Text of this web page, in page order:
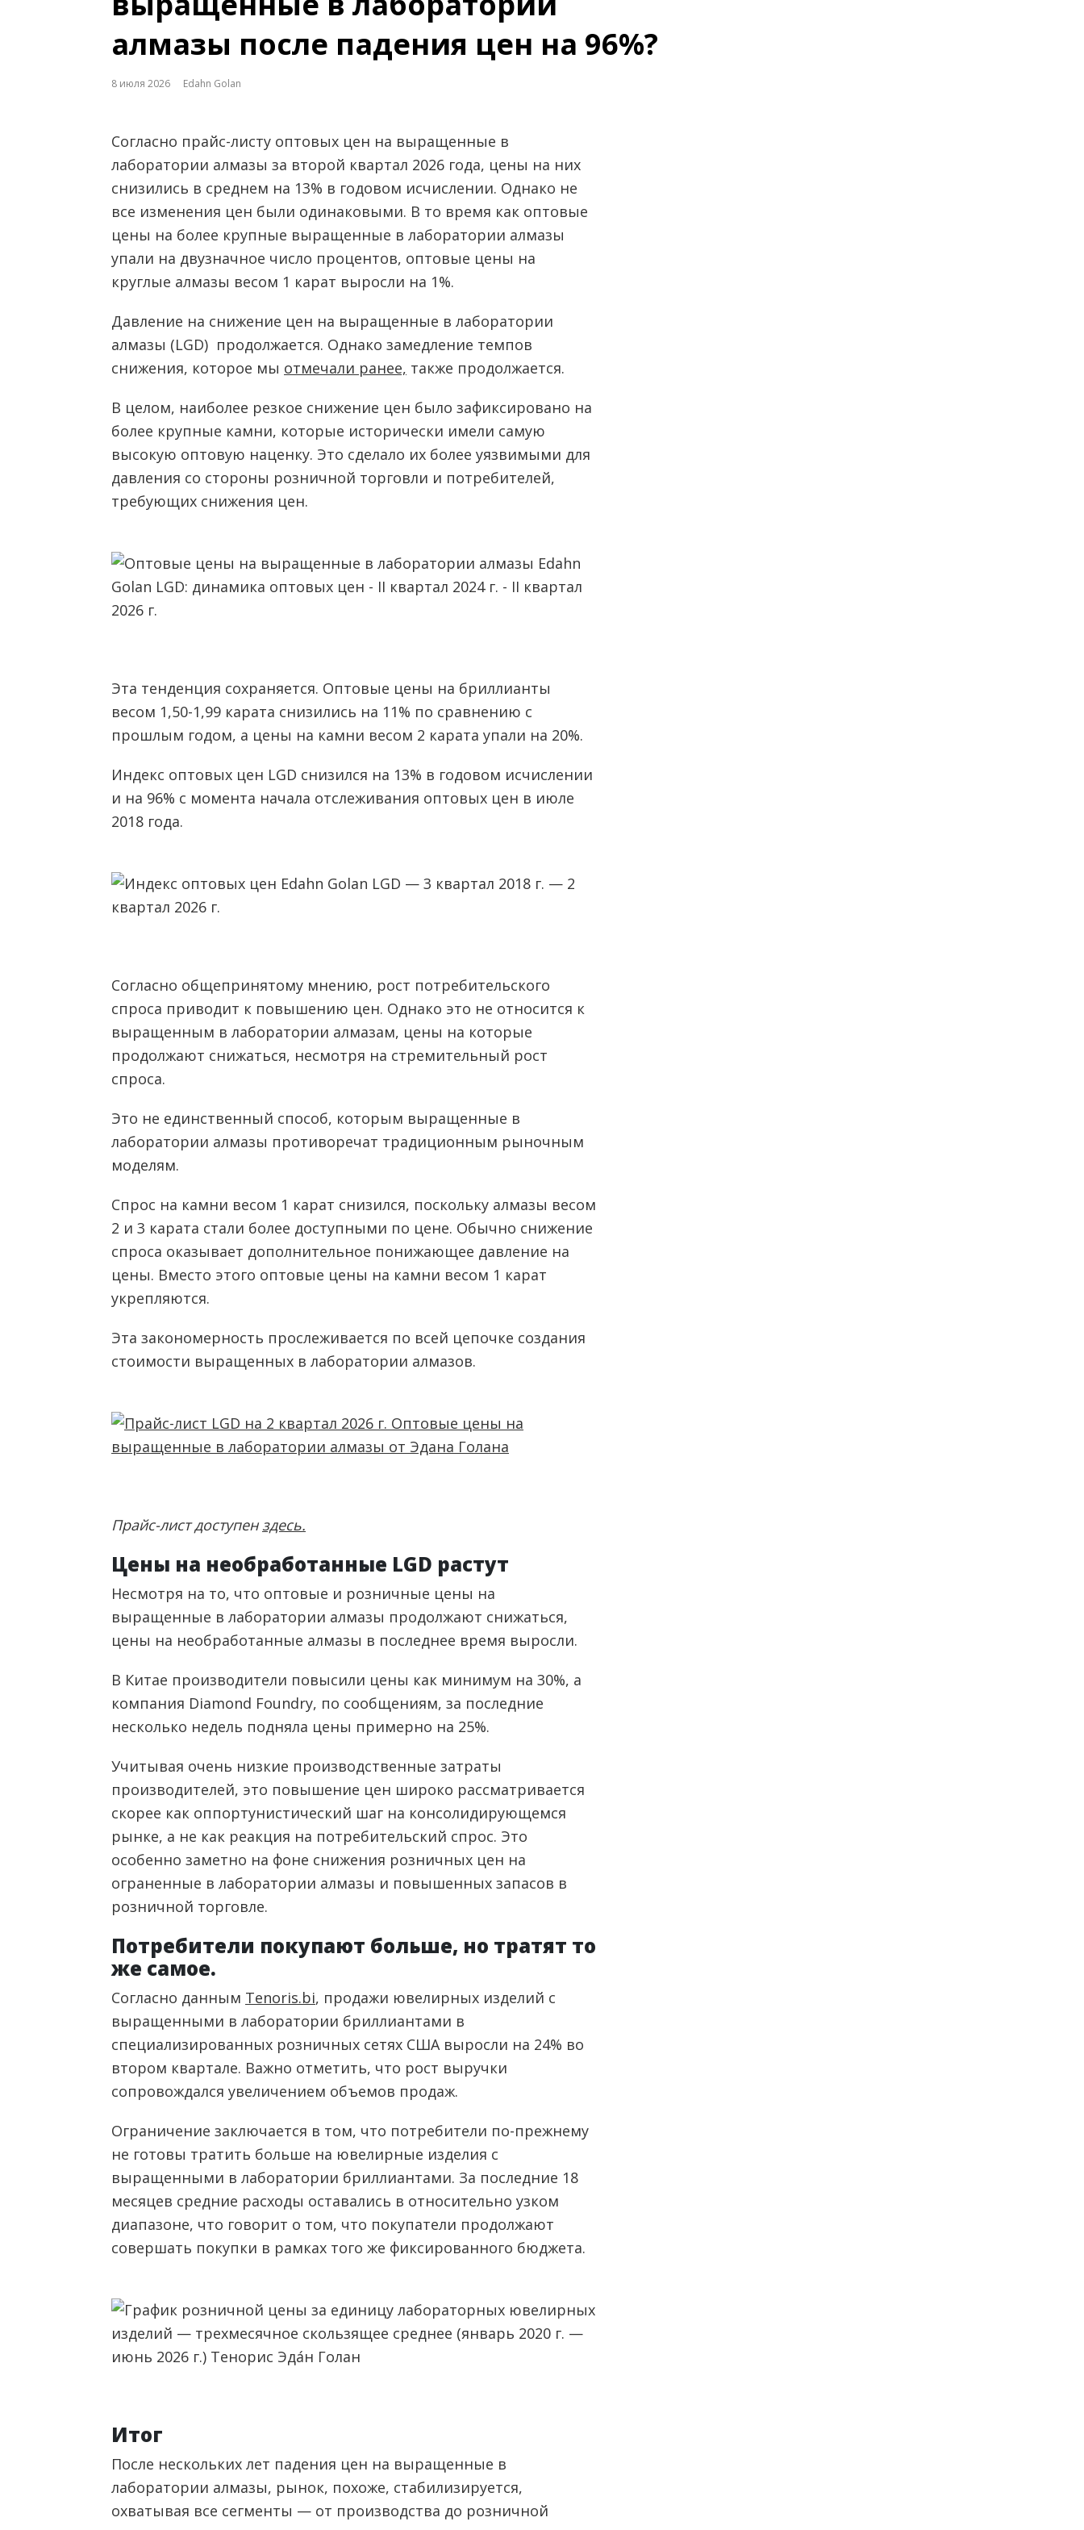
алмазы после падения цен на 96%?
8 июля 2026 Edahn Golan
Согласно прайс-листу оптовых цен на выращенные в
лаборатории алмазы за второй квартал 2026 года, цены на них
снизились в среднем на 13% в годовом исчислении. Однако не
все изменения цен были одинаковыми. В то время как оптовые
цены на более крупные выращенные в лаборатории алмазы
упали на двузначное число процентов, оптовые цены на
круглые алмазы весом 1 карат выросли на 1%.
Давление на снижение цен на выращенные в лаборатории
алмазы (LGD) продолжается. Однако замедление темпов
снижения, которое мы отмечали ранее, также продолжается.
В целом, наиболее резкое снижение цен было зафиксировано на
более крупные камни, которые исторически имели самую
высокую оптовую наценку. Это сделало их более уязвимыми для
давления со стороны розничной торговли и потребителей,
требующих снижения цен.
Эта тенденция сохраняется. Оптовые цены на бриллианты
весом 1,50-1,99 карата снизились на 11% по сравнению с
прошлым годом, а цены на камни весом 2 карата упали на 20%.
Индекс оптовых цен LGD снизился на 13% в годовом исчислении
и на 96% с момента начала отслеживания оптовых цен в июле
2018 года.
Согласно общепринятому мнению, рост потребительского
спроса приводит к повышению цен. Однако это не относится к
выращенным в лаборатории алмазам, цены на которые
продолжают снижаться, несмотря на стремительный рост
спроса.
Это не единственный способ, которым выращенные в
лаборатории алмазы противоречат традиционным рыночным
моделям.
Спрос на камни весом 1 карат снизился, поскольку алмазы весом
2 и 3 карата стали более доступными по цене. Обычно снижение
спроса оказывает дополнительное понижающее давление на
цены. Вместо этого оптовые цены на камни весом 1 карат
укрепляются.
Эта закономерность прослеживается по всей цепочке создания
стоимости выращенных в лаборатории алмазов.
Прайс-лист доступенздесь.
Цены на необработанные LGD растут
Несмотря на то, что оптовые и розничные цены на
выращенные в лаборатории алмазы продолжают снижаться,
цены на необработанные алмазы в последнее время выросли.
В Китае производители повысили цены как минимум на 30%, а
компания Diamond Foundry, по сообщениям, за последние
несколько недель подняла цены примерно на 25%.
Учитывая очень низкие производственные затраты
производителей, это повышение цен широко рассматривается
скорее как оппортунистический шаг на консолидирующемся
рынке, а не как реакция на потребительский спрос. Это
особенно заметно на фоне снижения розничных цен на
ограненные в лаборатории алмазы и повышенных запасов в
розничной торговле.
Потребители покупают больше, но тратят то
же самое.
Согласно данным Tenoris.bi, продажи ювелирных изделий с
выращенными в лаборатории бриллиантами в
специализированных розничных сетях США выросли на 24% во
втором квартале. Важно отметить, что рост выручки
сопровождался увеличением объемов продаж.
Ограничение заключается в том, что потребители по-прежнему
не готовы тратить больше на ювелирные изделия с
выращенными в лаборатории бриллиантами. За последние 18
месяцев средние расходы оставались в относительно узком
диапазоне, что говорит о том, что покупатели продолжают
совершать покупки в рамках того же фиксированного бюджета.
Итог
После нескольких лет падения цен на выращенные в
лаборатории алмазы, рынок, похоже, стабилизируется,
охватывая все сегменты — от производства до розничной